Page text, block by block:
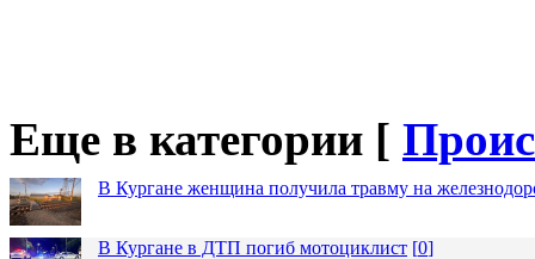
Еще в категории [
В Кургане женщина получила травму на
В Кургане в ДТП погиб мотоциклист [0]